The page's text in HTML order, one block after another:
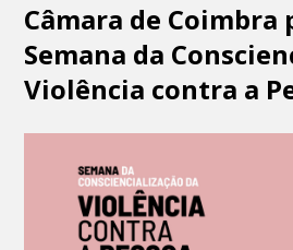
Câmara de Coimbra
Semana da
Violência contra a